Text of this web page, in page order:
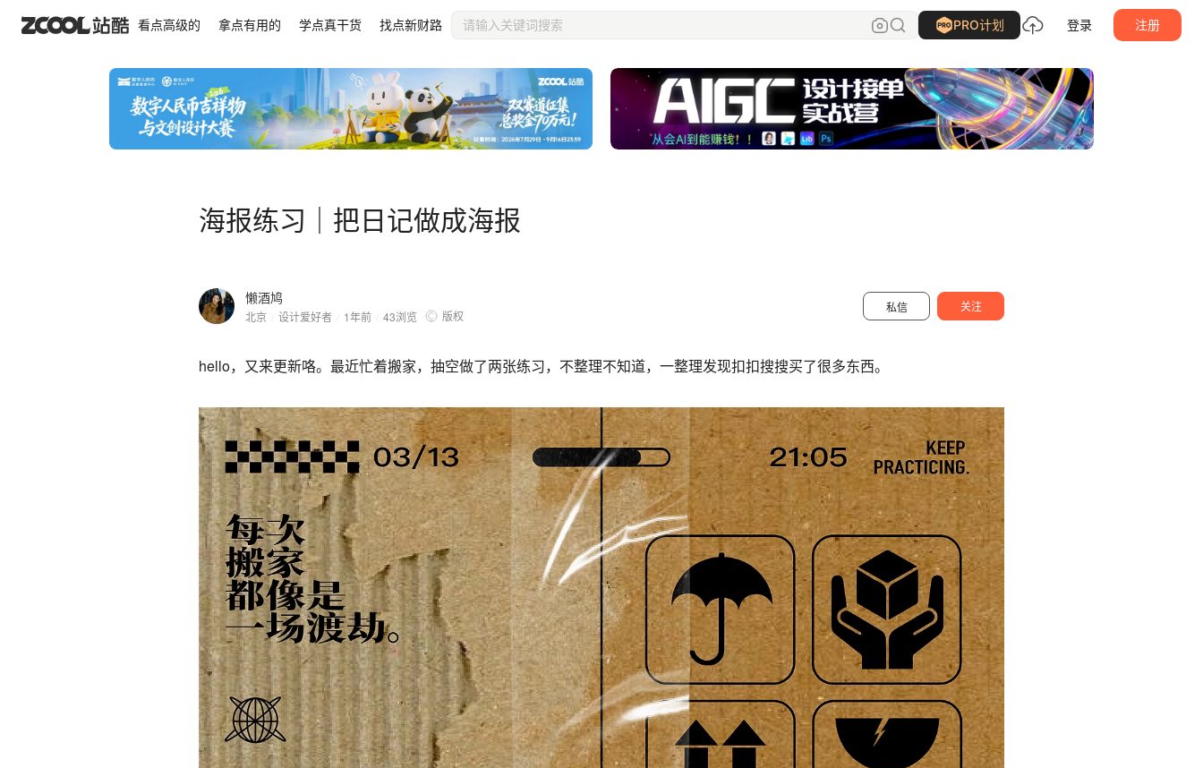
看点高级的 拿点有用的 学点真干货 找点新财路 PRO计划 登录 注册
海报练习｜把日记做成海报
懒酒鸠
北京 设计爱好者 1年前 43浏览 版权
私信 关注
海报练习｜把日记做成海报 懒酒鸠 关注
hello，又来更新咯。最近忙着搬家，抽空做了两张练习，不整理不知道，一整理发现扣扣搜搜买了很多东西。